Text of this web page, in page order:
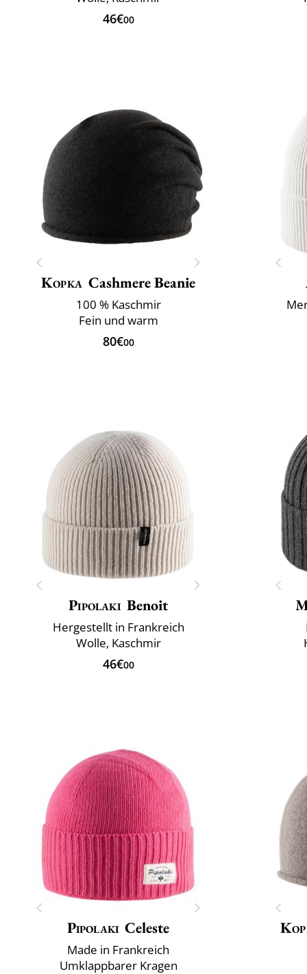
46€00
Kopka Cashmere Beanie
100 % Kaschmir
Fein und warm
80€00
Pipolaki Benoit
Hergestellt in Frankreich
Wolle, Kaschmir
46€00
Pipolaki Celeste
Made in Frankreich
Umklappbarer Kragen